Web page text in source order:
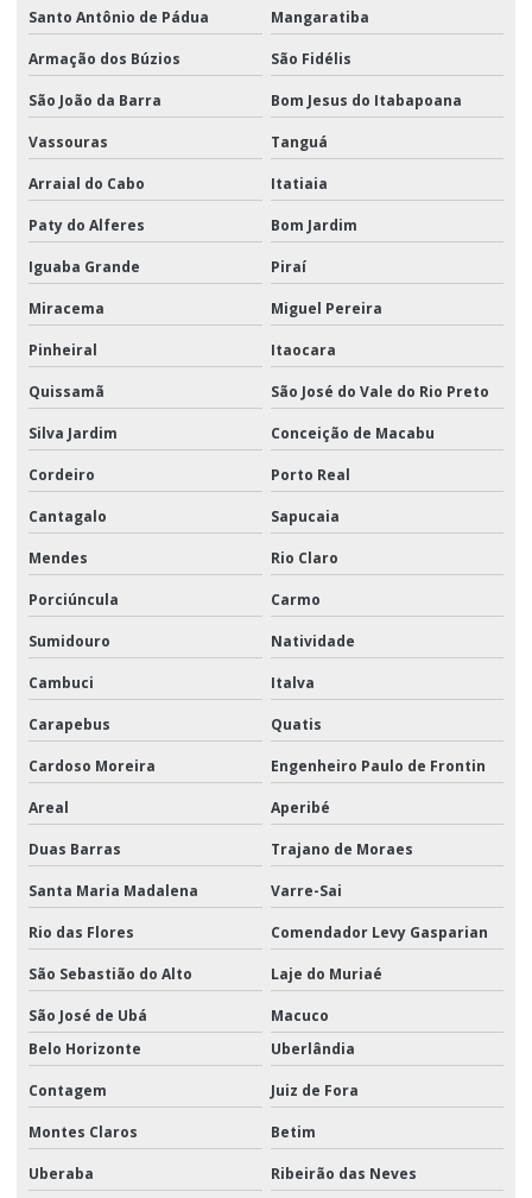
Santo Antônio de Pádua Mangaratiba
Armação dos Búzios São Fidélis
São João da Barra Bom Jesus do Itabapoana
Vassouras Tanguá
Arraial do Cabo Itatiaia
Paty do Alferes Bom Jardim
Iguaba Grande Piraí
Miracema Miguel Pereira
Pinheiral Itaocara
Quissamã São José do Vale do Rio Preto
Silva Jardim Conceição de Macabu
Cordeiro Porto Real
Cantagalo Sapucaia
Mendes Rio Claro
Porciúncula Carmo
Sumidouro Natividade
Cambuci Italva
Carapebus Quatis
Cardoso Moreira Engenheiro Paulo de Frontin
Areal Aperibé
Duas Barras Trajano de Moraes
Santa Maria Madalena Varre-Sai
Rio das Flores Comendador Levy Gasparian
São Sebastião do Alto Laje do Muriaé
São José de Ubá
Macuco
Belo Horizonte
Uberlândia
Contagem Juiz de Fora
Montes Claros Betim
Uberaba Ribeirão das Neves